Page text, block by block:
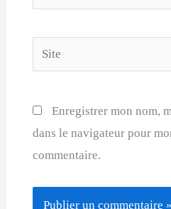
mail*
Site
Enregistrer mon nom,
dans le navigateur pour
commentaire.